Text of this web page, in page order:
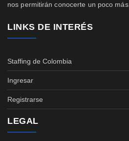
nos permitirán conocerte un poco más.
LINKS DE INTERÉS
Staffing de Colombia
Ingresar
Registrarse
LEGAL